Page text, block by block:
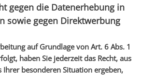
gegen die Datenerhebung in
sowie gegen Direktwerbung
auf Grundlage von Art. 6 Abs. 1
haben Sie jederzeit das Recht, aus
Ihrer besonderen Situation ergeben,